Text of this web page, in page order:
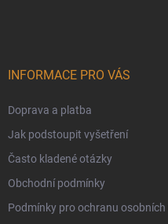
INFORMACE PRO VÁS
Doprava a platba
Jak podstoupit vyšetření
Často kladené otázky
Obchodní podmínky
Podmínky pro ochranu osobních